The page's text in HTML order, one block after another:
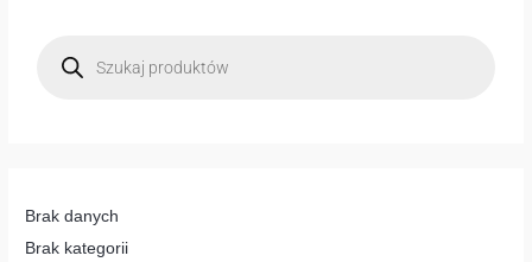
p
o
Brak danych
Brak kategorii